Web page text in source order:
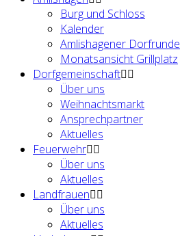
Burg und Schloss
Kalender
Amlishagener Dorfrunde
Monatsansicht Grillplatz
Dorfgemeinschaft
Über uns
Weihnachtsmarkt
Ansprechpartner
Aktuelles
Feuerwehr
Über uns
Aktuelles
Landfrauen
Über uns
Aktuelles